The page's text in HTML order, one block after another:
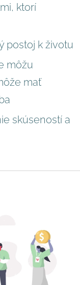
ktorí
postoj k životu
môžu
mať
skúseností a